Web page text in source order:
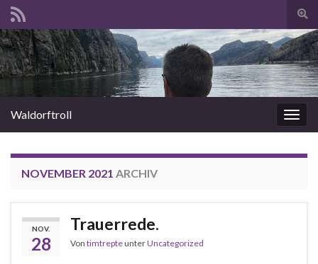
Search for:
Waldorftroll
NOVEMBER 2021 ARCHIV
NOV.
28
Trauerrede.
Von timtrepteunterUncategorized